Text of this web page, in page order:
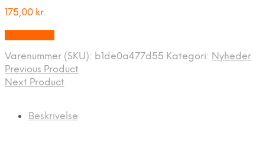
175,00 kr.
Varenummer (SKU): b1de0a477d55 Kategori: Nyheder
Previous Product
Next Product
Beskrivelse